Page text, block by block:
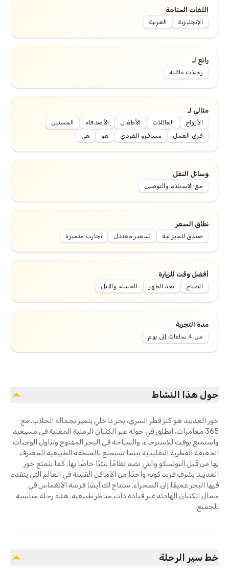
اللغات المتاحة
الإنجليزية العربية
رائع لـ
رحلات عائلية
مثالي لـ
الأزواج العائلات الأطفال الأصدقاء
المسنين
فرق العمل
مسافرو الفردي هو هي
وسائل النقل
مع الاستلام والتوصيل
نطاق السعر
صديق للميزانية تسعير معتدل تجارب متميزة
أفضل وقت للزيارة
الصباح بعد الظهر المساء والليل
مدة التجربة
من 4 ساعات إلى يوم
حول هذا النشاط
خور العديبد هو كنز قطر السري، بحر داخلي يتميز بجماله الخلاب. مع
365 مغامرات، انطلق في جولة عبر الكثبان الرملية المغنية في مسيعيد
واستمتع بوقت للاسترخاء، والسباحة في البحر المفتوح وتناول الوجبات
الخفيفة القطرية التقليدية بينما تستمتع بالمنطقة الطبيعية المعترف
بها من قبل اليونسكو والتي تضم نظامًا بيئيًا خاصًا بها. كما يتمتع خور
العديبد بشرف فريد كونه واحدًا من الأماكن القليلة في العالم التي يتقدم
فيها البحر عميقًا إلى الصحراء. ستتاح لك أيضًا فرصة الانغماس في
جمال الكثبان الهادئة عبر قيادة ذات مناظر طبيعية. هذه رحلة مناسبة
للجميع.
خط سير الرحلة